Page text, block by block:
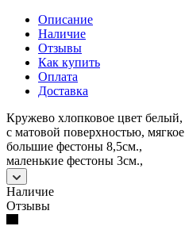
Описание
Наличие
Отзывы
Как купить
Оплата
Доставка
Кружево хлопковое цвет белый,
с матовой поверхностью, мягкое
большие фестоны 8,5см.,
маленькие фестоны 3см.,
Наличие
Отзывы